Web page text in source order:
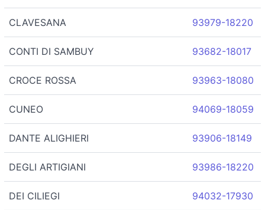
CLAVESANA 93979-18220
CONTI DI SAMBUY 93682-18017
CROCE ROSSA 93963-18080
CUNEO 94069-18059
DANTE ALIGHIERI 93906-18149
DEGLI ARTIGIANI 93986-18220
DEI CILIEGI 94032-17930